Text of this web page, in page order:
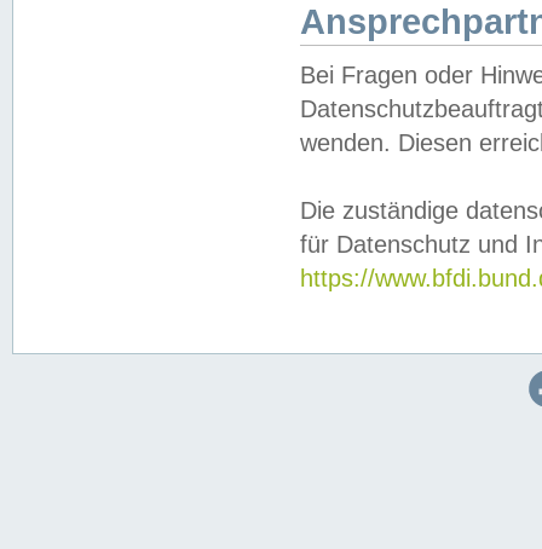
Bei Fragen oder
wenden. Diesen
Die zuständige
für Datenschutz und
https://